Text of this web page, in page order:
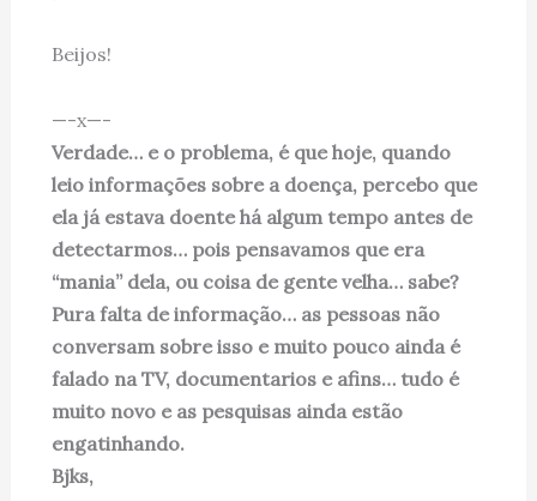
Beijos!
—-x—-
Verdade… e o problema, é que hoje, quando
leio informações sobre a doença, percebo que
ela já estava doente há algum tempo antes de
detectarmos… pois pensavamos que era
“mania” dela, ou coisa de gente velha… sabe?
Pura falta de informação… as pessoas não
conversam sobre isso e muito pouco ainda é
falado na TV, documentarios e afins… tudo é
muito novo e as pesquisas ainda estão
engatinhando.
Bjks,